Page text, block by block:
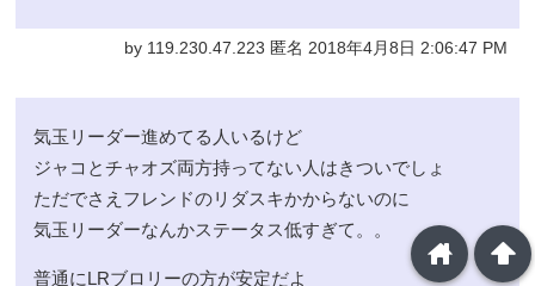
by 119.230.47.223 匿名 2018年4月8日 2:06:47 PM
気玉リーダー進めてる人いるけど
ジャコとチャオズ両方持ってない人はきついでしょ
ただでさえフレンドのリダスキかからないのに
気玉リーダーなんかステータス低すぎて。。
普通にLRブロリーの方が安定だよ
arrowup
home